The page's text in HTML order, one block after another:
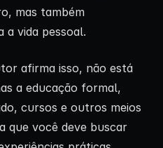
mas também
a vida pessoal.
afirma isso, não está
a educação formal,
cursos e outros meios
que você deve buscar